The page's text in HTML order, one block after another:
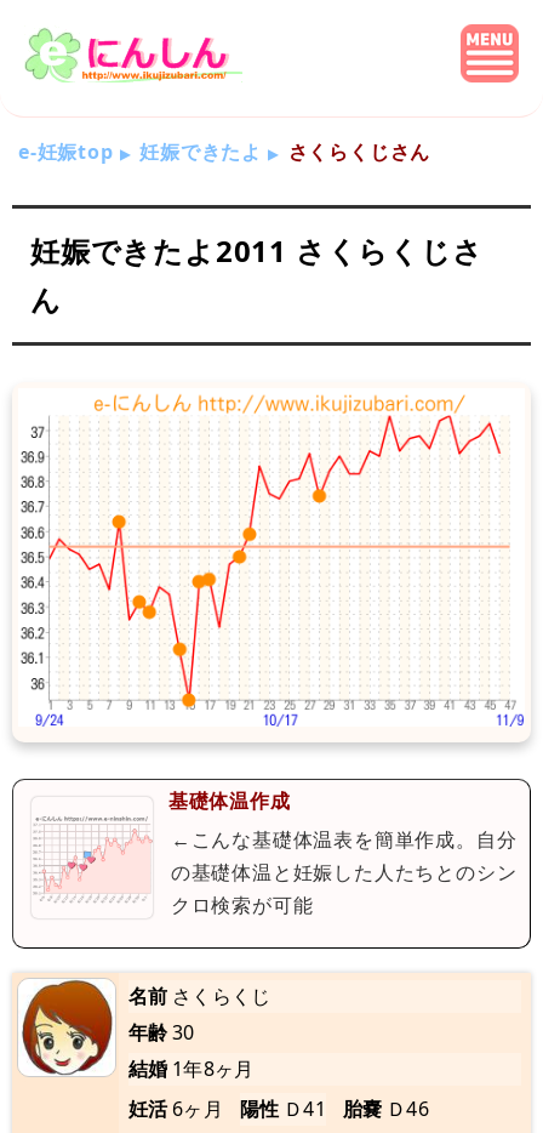
e-妊娠top 妊娠できたよ さくらくじさん
妊娠できたよ2011 さくらくじさ
ん
基礎体温作成
←こんな基礎体温表を簡単作成。自分
の基礎体温と妊娠した人たちとのシン
クロ検索が可能
名前 さくらくじ
年齢30
結婚 1年8ヶ月
妊活 6ヶ月 陽性 Ｄ41 胎嚢 Ｄ46